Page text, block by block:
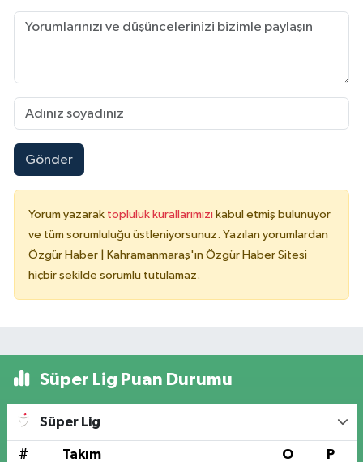
Gönder
Yorum yazarak topluluk kurallarımızı kabul etmiş bulunuyor
ve tüm sorumluluğu üstleniyorsunuz. Yazılan yorumlardan
Özgür Haber | Kahramanmaraş'ın Özgür Haber Sitesi
hiçbir şekilde sorumlu tutulamaz.
Süper Lig Puan Durumu
Süper Lig
# Takım O P